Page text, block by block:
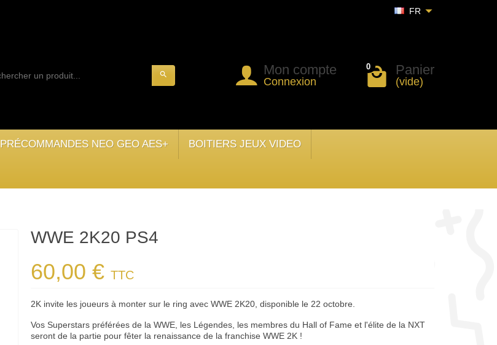
FR
search Mon compte
Connexion
0 Panier
(vide)
PRÉCOMMANDES NEO GEO AES+ BOITIERS JEUX VIDEO
WWE 2K20 PS4
60,00 €TTC
2K invite les joueurs à monter sur le ring avec WWE 2K20, disponible le 22 octobre.
Vos Superstars préférées de la WWE, les Légendes, les membres du Hall of Fame et l'élite de la NXT
seront de la partie pour fêter la renaissance de la franchise WWE 2K !